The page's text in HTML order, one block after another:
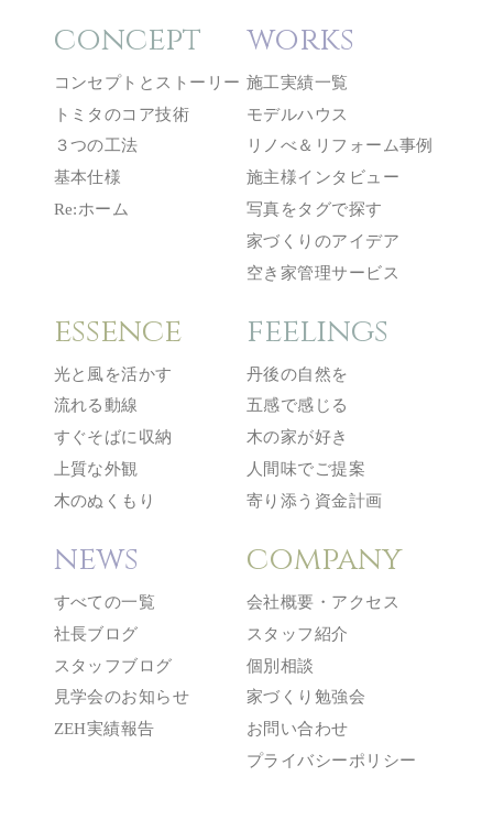
concept
コンセプトとストーリー
トミタのコア技術
３つの工法
基本仕様
Re:ホーム
works
施工実績一覧
モデルハウス
リノべ＆リフォーム事例
施主様インタビュー
写真をタグで探す
家づくりのアイデア
空き家管理サービス
essence
光と風を活かす
流れる動線
すぐそばに収納
上質な外観
木のぬくもり
feelings
丹後の自然を
五感で感じる
木の家が好き
人間味でご提案
寄り添う資金計画
news
すべての一覧
社長ブログ
スタッフブログ
見学会のお知らせ
ZEH実績報告
company
会社概要・アクセス
スタッフ紹介
個別相談
家づくり勉強会
お問い合わせ
プライバシーポリシー